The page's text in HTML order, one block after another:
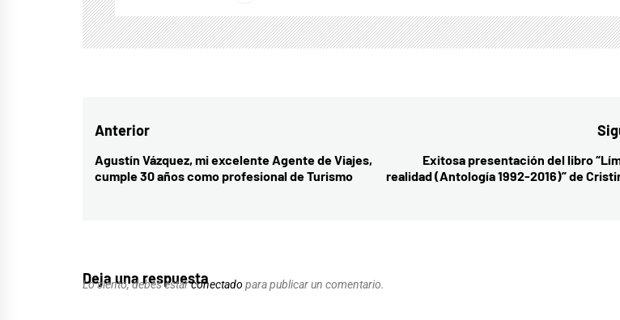
Navegación
de
entradas
Anterior
Entrada
anterior:
Agustín Vázquez, mi excelente Agente de Viajes,
cumple 30 años como profesional de Turismo
Exitosa presentación del libro
realidad (Antología 1992-2016)” de
Deja una respuesta
Lo siento, debes estarconectado para publicar un comentario.